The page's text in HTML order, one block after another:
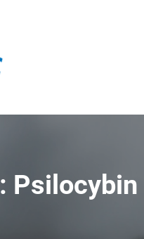
Psilocybin